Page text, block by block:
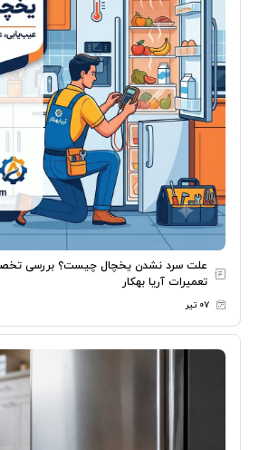
علت سرد نشدن یخچال چیست؟ بررسی
تعمیرات آریا بهکار
۰۷ تیر